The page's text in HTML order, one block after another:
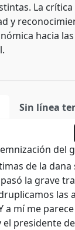
La
y
hacia
Sin línea
del
de la
la grave
las
a mí me
presidente